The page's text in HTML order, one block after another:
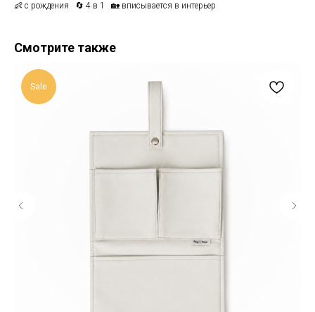
👶 с рождения 🔄 4 в 1 🏡 вписывается в интерьер
Смотрите также
Sale